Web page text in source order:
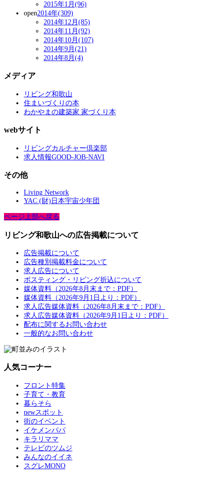
2015年1月(96)
open2014年(309)
2014年12月(85)
2014年11月(92)
2014年10月(107)
2014年9月(21)
2014年8月(4)
メディア
リビング和歌山
住まいづくりの本
わかやまの建築家 家づくり本
webサイト
リビングカルチャー倶楽部
求人情報GOOD-JOB-NAVI
その他
Living Network
YAC (財)日本宇宙少年団
ページ上部へ戻る
リビング和歌山への広告掲載について
広告掲載について
広告種別掲載料金について
求人広告について
ポスティング・リビング折込について
媒体資料（2026年8月末まで：PDF）
媒体資料（2026年9月1日より：PDF）
求人広告媒体資料（2026年8月末まで：PDF）
求人広告媒体資料（2026年9月1日より：PDF）
配布に関するお問い合わせ
一般的なお問い合わせ
人気コーナー
フロント特集
子育て・教育
暮らそら
newスポット
街のイベント
イケメンパパ
キラリママ
テレビのツムジ
みんなのイイネ
スグレMONO